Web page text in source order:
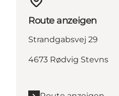
Route anzeigen
Strandgabsvej 29
4673 Rødvig Stevns